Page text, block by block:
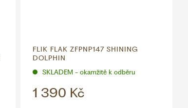
FLIK FLAK ZFPNP147 SHINING
DOLPHIN
SKLADEM - okamžitě k odběru
1 390 Kč